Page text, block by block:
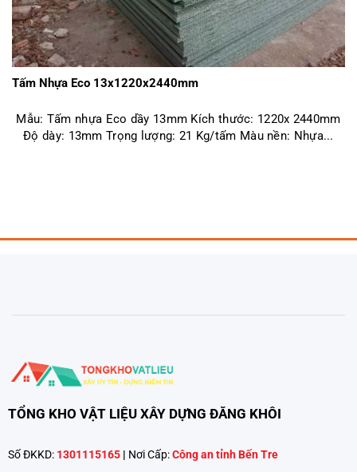
Tấm Nhựa Eco 13x1220x2440mm
Mẫu: Tấm nhựa Eco dầy 13mm Kích thước: 1220x 2440mm
Độ dày: 13mm Trọng lượng: 21 Kg/tấm Màu nền: Nhựa...
TỔNG KHO VẬT LIỆU XÂY DỰNG ĐĂNG KHÔI
Số ĐKKD: 1301115165 | Nơi Cấp: Công an tỉnh Bến Tre